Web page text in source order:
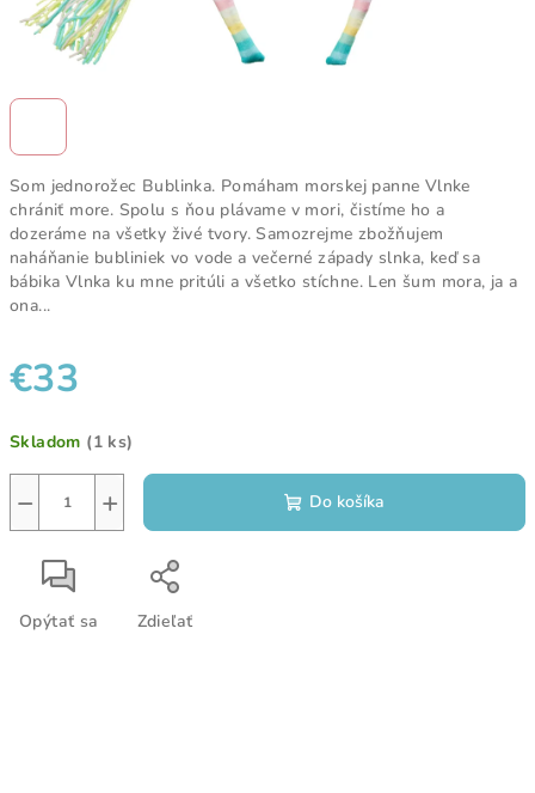
Som jednorožec Bublinka. Pomáham morskej panne Vlnke
chrániť more. Spolu s ňou plávame v mori, čistíme ho a
dozeráme na všetky živé tvory. Samozrejme zbožňujem
naháňanie bubliniek vo vode a večerné západy slnka, keď sa
bábika Vlnka ku mne pritúli a všetko stíchne. Len šum mora, ja a
ona...
€33
cena:
Skladom (1 ks)
+
− Do košíka
Opýtať sa Zdieľať